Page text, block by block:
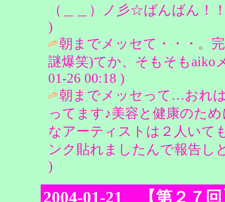
（＿＿）ノ彡☆ばんばん！
)
朝までメッセて・・・。
謎爆笑)てか、そもそもaiko
01-26 00:18 )
朝までメッセって…おれ
ってます♪美容と健康のた
なアーティストは２人いて
ンク貼れましたんで報告し
)
2004-01-21 【第２７